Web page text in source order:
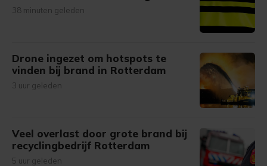
38 minuten geleden
Drone ingezet om hotspots te
vinden bij brand in Rotterdam
3 uur geleden
Veel overlast door grote brand bij
recyclingbedrijf Rotterdam
5 uur geleden